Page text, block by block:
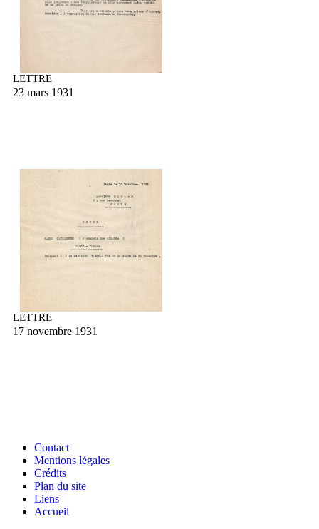
LETTRE
23 mars 1931
LETTRE
17 novembre 1931
Contact
Mentions légales
Crédits
Plan du site
Liens
Accueil